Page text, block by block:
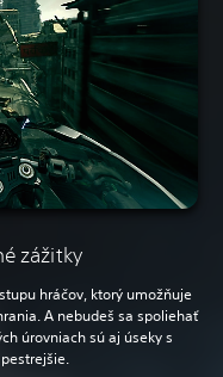
zážitky
hráčov, ktorý umožňuje
A nebudeš sa spoliehať
úrovniach sú aj úseky s